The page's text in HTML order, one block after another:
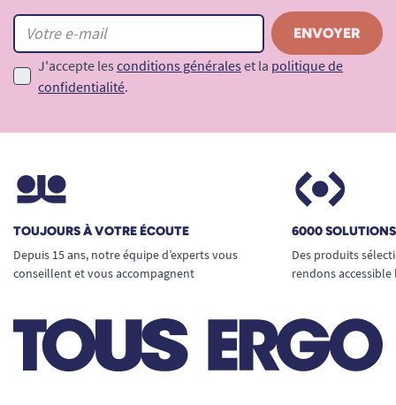
J'accepte les conditions générales et la politique de
confidentialité.
TOUJOURS À VOTRE ÉCOUTE
Depuis 15 ans, notre équipe d’experts vous
conseillent et vous accompagnent
6000
Des produits
rendons